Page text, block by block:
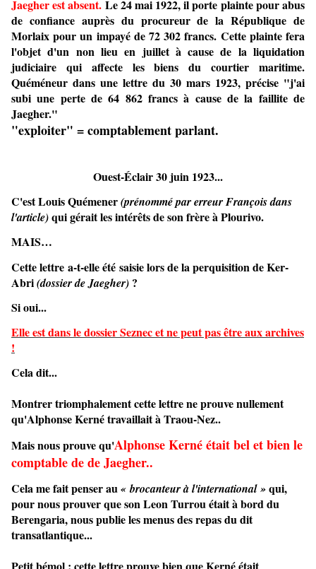
Jaegher est absent. Le 24 mai 1922, il porte plainte pour abus
de confiance auprès du procureur de la République de
Morlaix pour un impayé de 72 302 francs. Cette plainte fera
l'objet d'un non lieu en juillet à cause de la liquidation
judiciaire qui affecte les biens du courtier maritime.
Quéméneur dans une lettre du 30 mars 1923, précise "j'ai
subi une perte de 64 862 francs à cause de la faillite de
Jaegher."
"exploiter" = comptablement parlant.
Ouest-Éclair 30 juin 1923...
C'est Louis Quémener(prénommé par erreur François dans
l'article)qui gérait les intérêts de son frère à Plourivo.
MAIS…
Cette lettre a-t-elle été saisie lors de la perquisition de Ker-
Abri(dossier de Jaegher) ?
Si oui...
Elle est dans le dossier Seznec et ne peut pas être aux archives
!
Cela dit...
Montrer triomphalement cette lettre ne prouve nullement
qu'Alphonse Kerné travaillait à Traou-Nez..
Mais nous prouve qu'Alphonse Kerné était bel et bien le
comptable de de Jaegher..
Cela me fait penser au« brocanteur à l'international »qui,
pour nous prouver que son Leon Turrou était à bord du
Berengaria, nous publie les menus des repas du dit
transatlantique...